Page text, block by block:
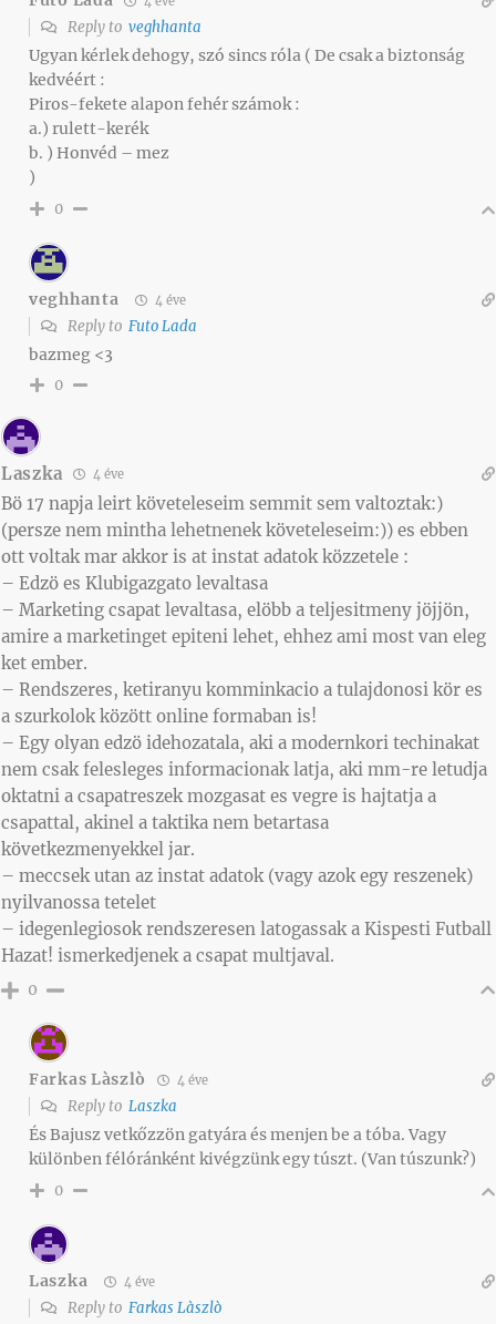
Reply to veghhanta
Ugyan kérlek dehogy, szó sincs róla ( De csak a biztonság
kedvéért :
Piros-fekete alapon fehér számok :
a.) rulett-kerék
b. ) Honvéd – mez
)
0
veghhanta 4 éve
Reply to Futo Lada
bazmeg <3
0
Laszka 4 éve
Bö 17 napja leirt követeleseim semmit sem valtoztak:)
(persze nem mintha lehetnenek követeleseim:)) es ebben
ott voltak mar akkor is at instat adatok közzetele :
– Edzö es Klubigazgato levaltasa
– Marketing csapat levaltasa, elöbb a teljesitmeny jöjjön,
amire a marketinget epiteni lehet, ehhez ami most van eleg
ket ember.
– Rendszeres, ketiranyu komminkacio a tulajdonosi kör es
a szurkolok között online formaban is!
– Egy olyan edzö idehozatala, aki a modernkori techinakat
nem csak felesleges informacionak latja, aki mm-re letudja
oktatni a csapatreszek mozgasat es vegre is hajtatja a
csapattal, akinel a taktika nem betartasa
következmenyekkel jar.
– meccsek utan az instat adatok (vagy azok egy reszenek)
nyilvanossa tetelet
– idegenlegiosok rendszeresen latogassak a Kispesti Futball
Hazat! ismerkedjenek a csapat multjaval.
0
Farkas Làszlò 4 éve
Reply to Laszka
És Bajusz vetkőzzön gatyára és menjen be a tóba. Vagy
különben félóránként kivégzünk egy túszt. (Van túszunk?)
0
Laszka 4 éve
Reply to Farkas Làszlò